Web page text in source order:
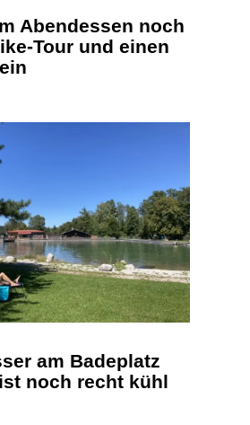
Abendessen noch
Tour und einen
am Badeplatz
noch recht kühl